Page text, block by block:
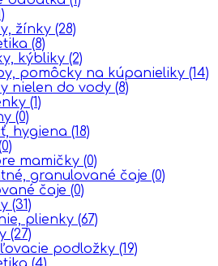
žínky (28)
(8)
kýbliky (2)
pomôcky na kúpanieliky (14)
nielen do vody (8)
(1)
(0)
hygiena (18)
mamičky (0)
granulované čaje (0)
čaje (0)
(31)
plienky (67)
(27)
podložky (19)